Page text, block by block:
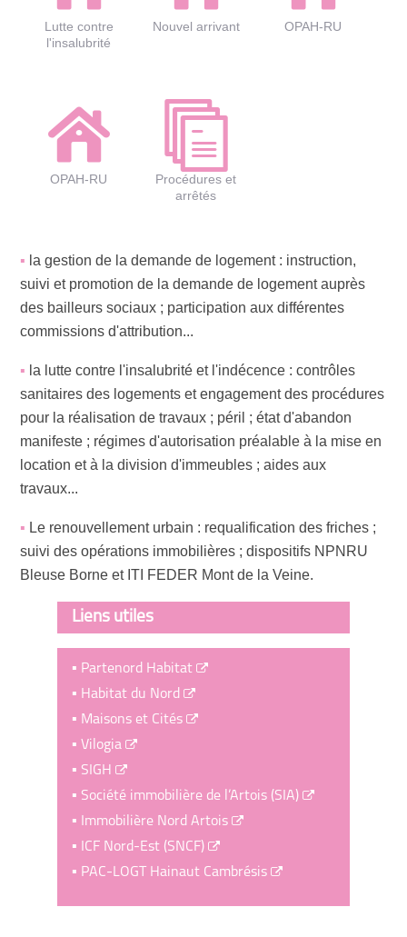
Lutte contre
l'insalubrité
Nouvel arrivant OPAH-RU
OPAH-RU
Procédures et
arrêtés
la gestion de la demande de logement : instruction,
suivi et promotion de la demande de logement auprès
des bailleurs sociaux ; participation aux différentes
commissions d'attribution...
la lutte contre l'insalubrité et l'indécence : contrôles
sanitaires des logements et engagement des procédures
pour la réalisation de travaux ; péril ; état d'abandon
manifeste ; régimes d'autorisation préalable à la mise en
location et à la division d'immeubles ; aides aux
travaux...
Le renouvellement urbain : requalification des friches ;
suivi des opérations immobilières ; dispositifs NPNRU
Bleuse Borne et ITI FEDER Mont de la Veine.
Liens utiles
Partenord Habitat
Habitat du Nord
Maisons et Cités
Vilogia
SIGH
Société immobilière de l’Artois (SIA)
Immobilière Nord Artois
ICF Nord-Est (SNCF)
PAC-LOGT Hainaut Cambrésis